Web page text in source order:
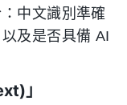
中文識別準確
及是否具備 AI
」